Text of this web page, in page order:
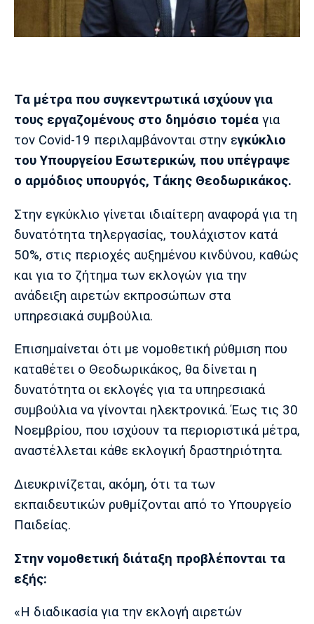
Πολιτισμός
Τραγούδια
Running
Media
Παρασκήνιο
Πρόγραμμα TV
Μπαρτσελόνα
Ρεάλ
Μαδρίτης
Ατλέτικο
Μαδρίτης
Μάντσεστερ
Τσέλσι Άρσεναλ
Λίβερπουλ
Μάντσεστερ
Μπορούσια
Ντόρτμουντ
Παρί Σεν
Ζερμέν
Μαρσέιγ
Μονακό
Ερυθρός
Τότεναμ
Τα μέτρα που συγκεντρωτικά ισχύουν για
τους εργαζομένους στο δημόσιο τομέα για
τον Covid-19 περιλαμβάνονται στην εγκύκλιο
του Υπουργείου Εσωτερικών, που υπέγραψε
ο αρμόδιος υπουργός, Tάκης Θεοδωρικάκος.
Στην εγκύκλιο γίνεται ιδιαίτερη αναφορά για τη
δυνατότητα τηλεργασίας, τουλάχιστον κατά
50%, στις περιοχές αυξημένου κινδύνου, καθώς
και για το ζήτημα των εκλογών για την
ανάδειξη αιρετών εκπροσώπων στα
υπηρεσιακά συμβούλια.
Επισημαίνεται ότι με νομοθετική ρύθμιση που
καταθέτει ο Θεοδωρικάκος, θα δίνεται η
δυνατότητα οι εκλογές για τα υπηρεσιακά
συμβούλια να γίνονται ηλεκτρονικά. Έως τις 30
Νοεμβρίου, που ισχύουν τα περιοριστικά μέτρα,
αναστέλλεται κάθε εκλογική δραστηριότητα.
Διευκρινίζεται, ακόμη, ότι τα των
εκπαιδευτικών ρυθμίζονται από το Υπουργείο
Παιδείας.
Στην νομοθετική διάταξη προβλέπονται τα
εξής:
«Η διαδικασία για την εκλογή αιρετών